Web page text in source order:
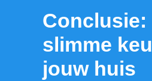
Conclusie:
slimme
jouw huis